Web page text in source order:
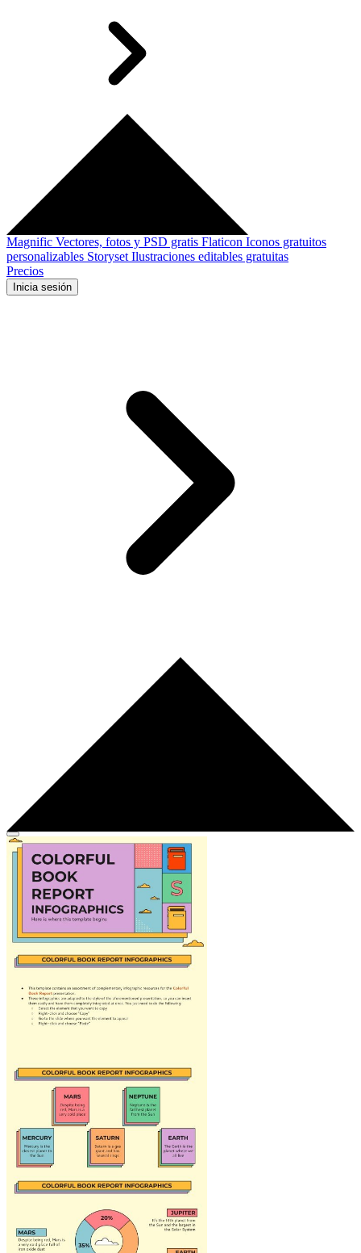
Magnific Vectores, fotos y PSD gratis Flaticon Iconos gratuitos
personalizables Storyset Ilustraciones editables gratuitas
Precios
Inicia sesión